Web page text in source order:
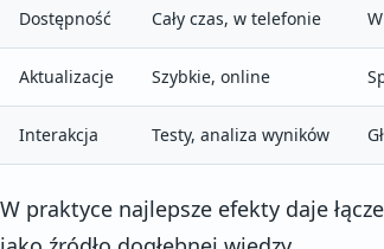
Dostępność Cały czas, w telefonie
Aktualizacje Szybkie, online
Interakcja Testy, analiza wyników
W praktyce najlepsze efekty daje